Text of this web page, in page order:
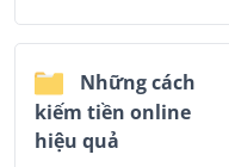
Những cách
kiếm tiền online
hiệu quả